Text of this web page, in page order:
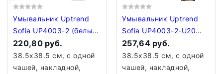
Умывальник Uptrend
Sofia UP4003-2 (белый
глянцевый)
220,80 руб.
38.5x38.5 см, с одной
чашей, накладной,
Умывальник Uptrend
Sofia UP4003-2-U20
(белый матовый)
257,64 руб.
38.5x38.5 см, с одной
чашей, накладной,